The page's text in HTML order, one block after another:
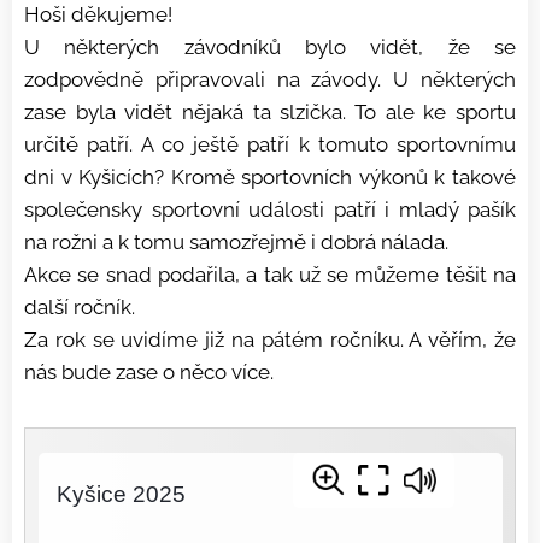
Hoši děkujeme!
U některých závodníků bylo vidět, že se
zodpovědně připravovali na závody. U některých
zase byla vidět nějaká ta slzička. To ale ke sportu
určitě patří. A co ještě patří k tomuto sportovnímu
dni v Kyšicích? Kromě sportovních výkonů k takové
společensky sportovní události patří i mladý pašík
na rožni a k tomu samozřejmě i dobrá nálada.
Akce se snad podařila, a tak už se můžeme těšit na
další ročník.
Za rok se uvidíme již na pátém ročníku. A věřím, že
nás bude zase o něco více.